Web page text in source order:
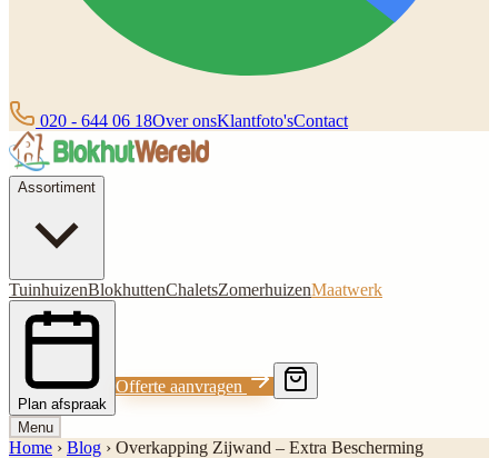
020 - 644 06 18Over onsKlantfoto'sContact
Assortiment
TuinhuizenBlokhuttenChaletsZomerhuizenMaatwerk
Plan afspraak
Offerte aanvragen
Menu
Home › Blog › Overkapping Zijwand – Extra Bescherming